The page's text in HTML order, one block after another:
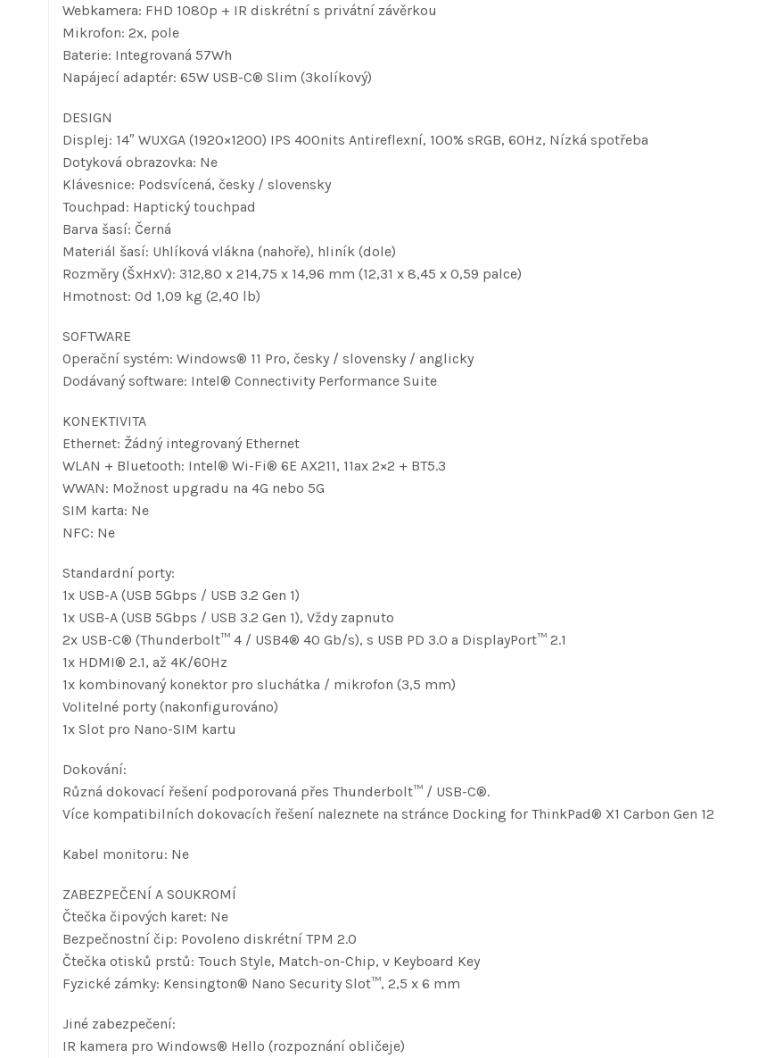
Webkamera: FHD 1080p + IR diskrétní s privátní závěrkou
Mikrofon: 2x, pole
Baterie: Integrovaná 57Wh
Napájecí adaptér: 65W USB-C® Slim (3kolíkový)
DESIGN
Displej: 14″ WUXGA (1920×1200) IPS 400nits Antireflexní, 100% sRGB, 60Hz, Nízká spotřeba
Dotyková obrazovka: Ne
Klávesnice: Podsvícená, česky / slovensky
Touchpad: Haptický touchpad
Barva šasí: Černá
Materiál šasí: Uhlíková vlákna (nahoře), hliník (dole)
Rozměry (ŠxHxV): 312,80 x 214,75 x 14,96 mm (12,31 x 8,45 x 0,59 palce)
Hmotnost: Od 1,09 kg (2,40 lb)
SOFTWARE
Operační systém: Windows® 11 Pro, česky / slovensky / anglicky
Dodávaný software: Intel® Connectivity Performance Suite
KONEKTIVITA
Ethernet: Žádný integrovaný Ethernet
WLAN + Bluetooth: Intel® Wi-Fi® 6E AX211, 11ax 2×2 + BT5.3
WWAN: Možnost upgradu na 4G nebo 5G
SIM karta: Ne
NFC: Ne
Standardní porty:
1x USB-A (USB 5Gbps / USB 3.2 Gen 1)
1x USB-A (USB 5Gbps / USB 3.2 Gen 1), Vždy zapnuto
2x USB-C® (Thunderbolt™ 4 / USB4® 40 Gb/s), s USB PD 3.0 a DisplayPort™ 2.1
1x HDMI® 2.1, až 4K/60Hz
1x kombinovaný konektor pro sluchátka / mikrofon (3,5 mm)
Volitelné porty (nakonfigurováno)
1x Slot pro Nano-SIM kartu
Dokování:
Různá dokovací řešení podporovaná přes Thunderbolt™ / USB-C®.
Více kompatibilních dokovacích řešení naleznete na stránce Docking for ThinkPad® X1 Carbon Gen 12
Kabel monitoru: Ne
ZABEZPEČENÍ A SOUKROMÍ
Čtečka čipových karet: Ne
Bezpečnostní čip: Povoleno diskrétní TPM 2.0
Čtečka otisků prstů: Touch Style, Match-on-Chip, v Keyboard Key
Fyzické zámky: Kensington® Nano Security Slot™, 2,5 x 6 mm
Jiné zabezpečení:
IR kamera pro Windows® Hello (rozpoznání obličeje)